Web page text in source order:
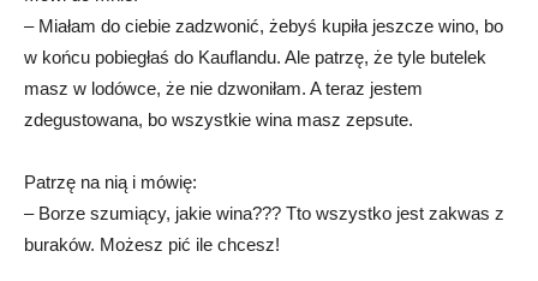
– Miałam do ciebie zadzwonić, żebyś kupiła jeszcze wino, bo
w końcu pobiegłaś do Kauflandu. Ale patrzę, że tyle butelek
masz w lodówce, że nie dzwoniłam. A teraz jestem
zdegustowana, bo wszystkie wina masz zepsute.
Patrzę na nią i mówię:
– Borze szumiący, jakie wina??? Tto wszystko jest zakwas z
buraków. Możesz pić ile chcesz!